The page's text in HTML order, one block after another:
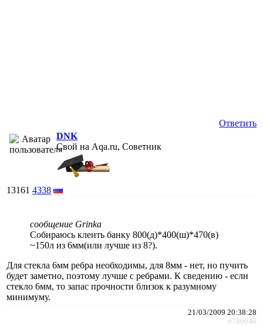
Ответить
DNK
Свой на Aqa.ru, Советник
13161 4338
сообщение Grinka
Собираюсь клеить банку 800(д)*400(ш)*470(в)
~150л из 6мм(или лучше из 8?).
Для стекла 6мм ребра необходимы, для 8мм - нет, но пучить
будет заметно, поэтому лучше с ребрами. К сведению - если
стекло 6мм, то запас прочности близок к разумному
минимуму.
21/03/2009 20:38:28
#786040